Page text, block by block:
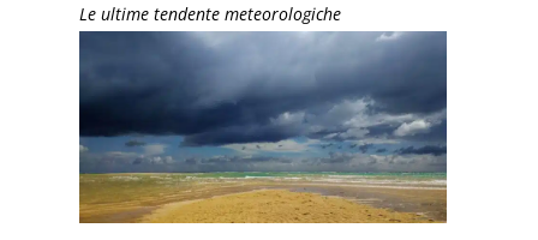
Le ultime tendente meteorologiche